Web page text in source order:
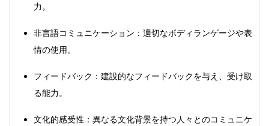
力。
非言語コミュニケーション：適切なボディランゲージや表
情の使用。
フィードバック：建設的なフィードバックを与え、受け取
る能力。
文化的感受性：異なる文化背景を持つ人々とのコミュニケ